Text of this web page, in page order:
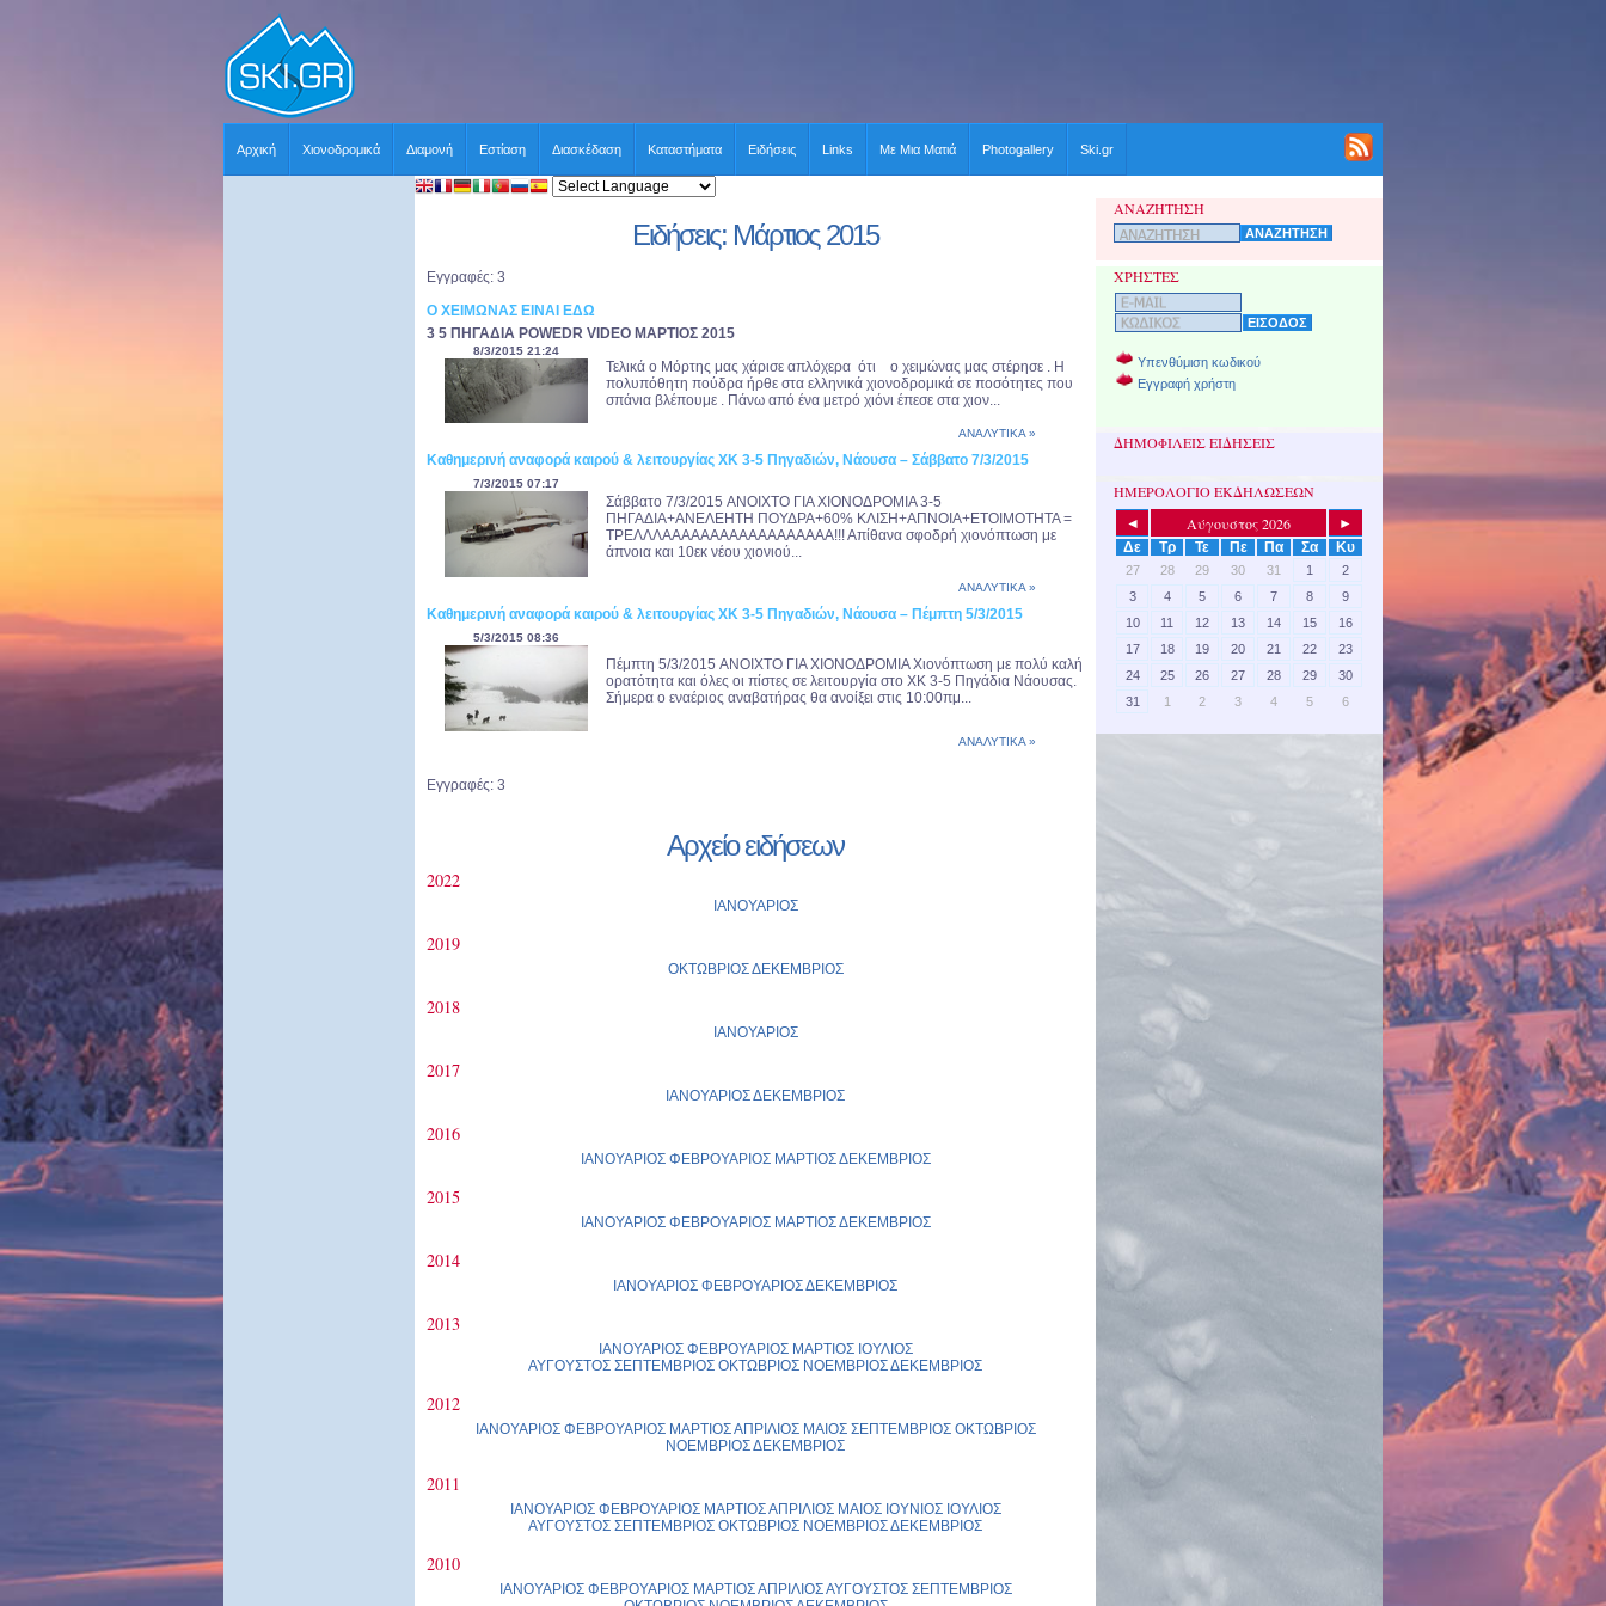
Αρχική Χιονοδρομικά Διαμονή Εστίαση Διασκέδαση Καταστήματα Ειδήσεις Links Με Μια Ματιά Photogallery Ski.gr
Ειδήσεις: Μάρτιος 2015
Εγγραφές: 3
Ο ΧΕΙΜΩΝΑΣ ΕΙΝΑΙ ΕΔΩ
3 5 ΠΗΓΑΔΙΑ POWEDR VIDEO ΜΑΡΤΙΟΣ 2015
8/3/2015 21:24
Τελικά ο Μόρτης μας χάρισε απλόχερα ότι ο χειμώνας μας στέρησε . Η
πολυπόθητη πούδρα ήρθε στα ελληνικά χιονοδρομικά σε ποσότητες που
σπάνια βλέπουμε . Πάνω από ένα μετρό χιόνι έπεσε στα χιον...
ΑΝΑΛΥΤΙΚΑ »
Καθημερινή αναφορά καιρού & λειτουργίας ΧΚ 3-5 Πηγαδιών, Νάουσα – Σάββατο 7/3/2015
7/3/2015 07:17
Σάββατο 7/3/2015 ANOIXTO ΓΙΑ ΧΙΟΝΟΔΡΟΜΙΑ 3-5
ΠΗΓΑΔΙΑ+ΑΝΕΛΕΗΤΗ ΠΟΥΔΡΑ+60% ΚΛΙΣΗ+ΑΠΝΟΙΑ+ΕΤΟΙΜΟΤΗΤΑ =
ΤΡΕΛΛΛΑΑΑΑΑΑΑΑΑΑΑΑΑΑΑΑΑΑ!!! Απίθανα σφοδρή χιονόπτωση με
άπνοια και 10εκ νέου χιονιού...
ΑΝΑΛΥΤΙΚΑ »
Καθημερινή αναφορά καιρού & λειτουργίας ΧΚ 3-5 Πηγαδιών, Νάουσα – Πέμπτη 5/3/2015
5/3/2015 08:36
Πέμπτη 5/3/2015 ANOIXTO ΓΙΑ ΧΙΟΝΟΔΡΟΜΙΑ Χιονόπτωση με πολύ καλή
ορατότητα και όλες οι πίστες σε λειτουργία στο ΧΚ 3-5 Πηγάδια Νάουσας.
Σήμερα ο εναέριος αναβατήρας θα ανοίξει στις 10:00πμ...
ΑΝΑΛΥΤΙΚΑ »
Εγγραφές: 3
Αρχείο ειδήσεων
2022
ΙΑΝΟΥΑΡΙΟΣ
2019
ΟΚΤΩΒΡΙΟΣΔΕΚΕΜΒΡΙΟΣ
2018
ΙΑΝΟΥΑΡΙΟΣ
2017
ΙΑΝΟΥΑΡΙΟΣΔΕΚΕΜΒΡΙΟΣ
2016
ΙΑΝΟΥΑΡΙΟΣ ΦΕΒΡΟΥΑΡΙΟΣ ΜΑΡΤΙΟΣΔΕΚΕΜΒΡΙΟΣ
2015
ΙΑΝΟΥΑΡΙΟΣ ΦΕΒΡΟΥΑΡΙΟΣ ΜΑΡΤΙΟΣΔΕΚΕΜΒΡΙΟΣ
2014
ΙΑΝΟΥΑΡΙΟΣ ΦΕΒΡΟΥΑΡΙΟΣΔΕΚΕΜΒΡΙΟΣ
2013
ΙΑΝΟΥΑΡΙΟΣ ΦΕΒΡΟΥΑΡΙΟΣ ΜΑΡΤΙΟΣ ΙΟΥΛΙΟΣ
ΑΥΓΟΥΣΤΟΣ ΣΕΠΤΕΜΒΡΙΟΣ ΟΚΤΩΒΡΙΟΣ ΝΟΕΜΒΡΙΟΣΔΕΚΕΜΒΡΙΟΣ
2012
ΙΑΝΟΥΑΡΙΟΣ ΦΕΒΡΟΥΑΡΙΟΣ ΜΑΡΤΙΟΣΑΠΡΙΛΙΟΣ ΜΑΙΟΣ ΣΕΠΤΕΜΒΡΙΟΣ ΟΚΤΩΒΡΙΟΣ
ΝΟΕΜΒΡΙΟΣΔΕΚΕΜΒΡΙΟΣ
2011
ΙΑΝΟΥΑΡΙΟΣ ΦΕΒΡΟΥΑΡΙΟΣ ΜΑΡΤΙΟΣΑΠΡΙΛΙΟΣ ΜΑΙΟΣ ΙΟΥΝΙΟΣ ΙΟΥΛΙΟΣ
ΑΥΓΟΥΣΤΟΣ ΣΕΠΤΕΜΒΡΙΟΣ ΟΚΤΩΒΡΙΟΣ ΝΟΕΜΒΡΙΟΣΔΕΚΕΜΒΡΙΟΣ
2010
ΙΑΝΟΥΑΡΙΟΣ ΦΕΒΡΟΥΑΡΙΟΣ ΜΑΡΤΙΟΣΑΠΡΙΛΙΟΣΑΥΓΟΥΣΤΟΣ ΣΕΠΤΕΜΒΡΙΟΣ
ΑΝΑΖΗΤΗΣΗ
ΧΡΗΣΤΕΣ
Υπενθύμιση κωδικού
Εγγραφή χρήστη
ΔΗΜΟΦΙΛΕΙΣ ΕΙΔΗΣΕΙΣ
ΗΜΕΡΟΛΟΓΙΟ ΕΚΔΗΛΩΣΕΩΝ
◄ Αύγουστος 2026
►
Δε
Τρ Τε Πε Πα Σα Κυ
27 28 29 30 31 1
2
3
4 5 6 7 8
9
10
11 12 13 14 15
16
17
18 19 20 21 22
23
24
25 26 27 28 29
30
31
1 2 3 4 5 6